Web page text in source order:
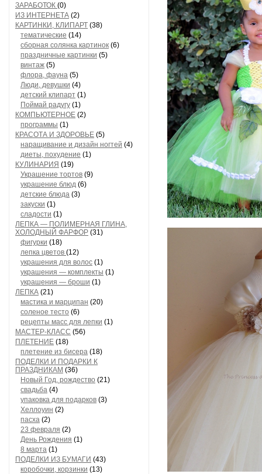
ЗАРАБОТОК (0)
ИЗ ИНТЕРНЕТА (2)
КАРТИНКИ, КЛИПАРТ (38)
тематические (14)
сборная солянка картинок (6)
праздничные картинки (5)
винтаж (5)
флора, фауна (5)
Люди, девушки (4)
детский клипарт (1)
Поймай радугу (1)
КОМПЬЮТЕРНОЕ (2)
программы (1)
КРАСОТА И ЗДОРОВЬЕ (5)
наращивание и дизайн ногтей (4)
диеты, похудение (1)
КУЛИНАРИЯ (19)
Украшение тортов (9)
украшение блюд (6)
детские блюда (3)
закуски (1)
сладости (1)
ЛЕПКА — ПОЛИМЕРНАЯ ГЛИНА,
ХОЛОДНЫЙ ФАРФОР (31)
фигурки (18)
лепка цветов (12)
украшения для волос (1)
украшения — комплекты (1)
украшения — броши (1)
ЛЕПКА (21)
мастика и марципан (20)
соленое тесто (6)
рецепты масс для лепки (1)
МАСТЕР-КЛАСС (56)
ПЛЕТЕНИЕ (18)
плетение из бисера (18)
ПОДЕЛКИ И ПОДАРКИ К
ПРАЗДНИКАМ (36)
Новый Год, рождество (21)
свадьба (4)
упаковка для подарков (3)
Хеллоуин (2)
пасха (2)
23 февраля (2)
День Рождения (1)
8 марта (1)
ПОДЕЛКИ ИЗ БУМАГИ (43)
коробочки, корзинки (13)